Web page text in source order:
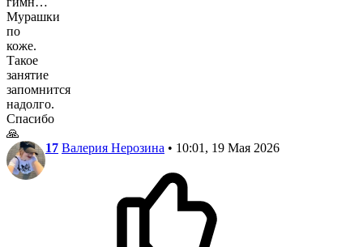
Мурашки
по
коже.
Такое
занятие
запомнится
надолго.
Спасибо
🙏
17 Валерия Нерозина • 10:01, 19 Мая 2026